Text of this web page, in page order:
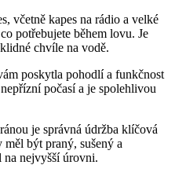
včetně kapes na rádio a velké
potřebujete během lovu. Je
chvíle na vodě.
poskytla pohodlí a funkčnost
počasí a je spolehlivou
je správná údržba klíčová
být praný, sušený a
na nejvyšší úrovni.